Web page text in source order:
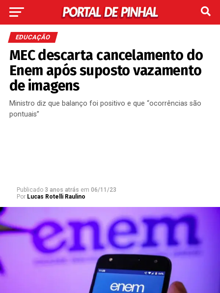
EDUCAÇÃO
MEC descarta cancelamento do
Enem após suposto vazamento
de imagens
Ministro diz que balanço foi positivo e que “ocorrências são
pontuais”
Publicado 3 anos atrás em 06/11/23
Por Lucas Rotelli Raulino